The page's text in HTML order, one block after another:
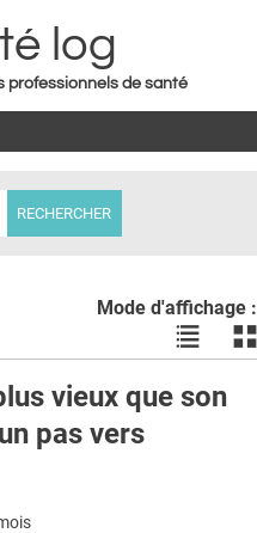
log
professionnels de santé
Mode d'affichage :
Voir
les
en
les
vieux que son
pas vers